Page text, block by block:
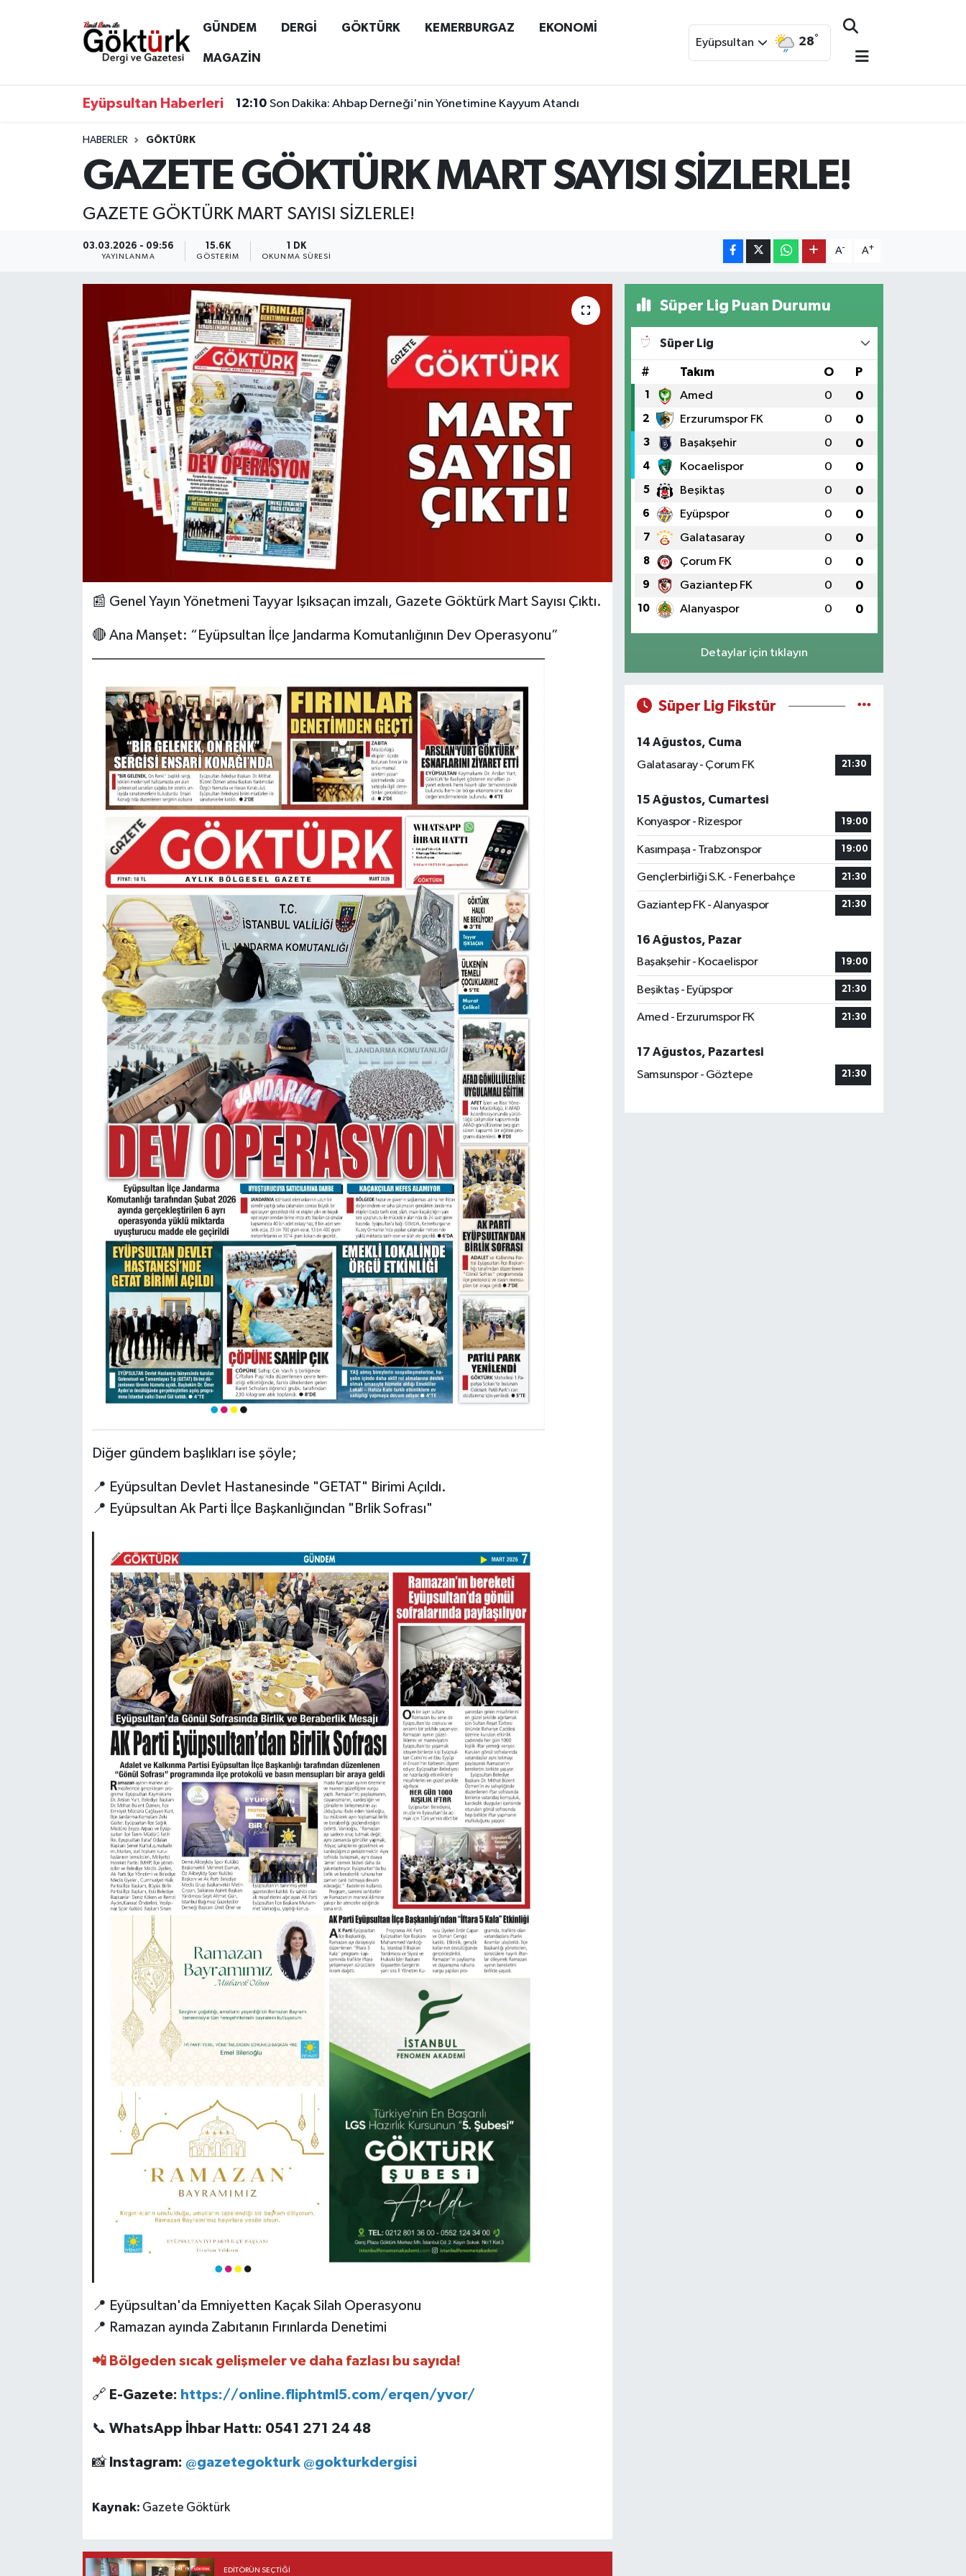
GÜNDEM DERGİ GÖKTÜRK KEMERBURGAZ EKONOMİ
MAGAZİN
Eyüpsultan 28°
Eyüpsultan Haberleri 12:10 Son Dakika: Ahbap Derneği'nin Yönetimine Kayyum Atandı
HABERLER GÖKTÜRK
GAZETE GÖKTÜRK MART SAYISI SİZLERLE!
GAZETE GÖKTÜRK MART SAYISI SİZLERLE!
03.03.2026 - 09:56
YAYINLANMA
15.6K
GÖSTERIM
1 DK
OKUNMA SÜRESI
A- A+
📰 Genel Yayın Yönetmeni Tayyar Işıksaçan imzalı, Gazete Göktürk Mart Sayısı Çıktı.
🔴 Ana Manşet: “Eyüpsultan İlçe Jandarma Komutanlığının Dev Operasyonu”
Diğer gündem başlıkları ise şöyle;
📍 Eyüpsultan Devlet Hastanesinde "GETAT" Birimi Açıldı.
📍 Eyüpsultan Ak Parti İlçe Başkanlığından "Brlik Sofrası"
📍 Eyüpsultan'da Emniyetten Kaçak Silah Operasyonu
📍 Ramazan ayında Zabıtanın Fırınlarda Denetimi
📲 Bölgeden sıcak gelişmeler ve daha fazlası bu sayıda!
🔗 E-Gazete: https://online.fliphtml5.com/erqen/yvor/
📞 WhatsApp İhbar Hattı: 0541 271 24 48
📸Instagram: @gazetegokturk @gokturkdergisi
Kaynak: Gazete Göktürk
EDITÖRÜN SEÇTIĞI
Süper Lig Puan Durumu
Süper Lig
# Takım O P
1 Amed 0 0
2 Erzurumspor FK 0 0
3 Başakşehir 0 0
4 Kocaelispor 0 0
5 Beşiktaş 0 0
6 Eyüpspor 0 0
7 Galatasaray 0 0
8 Çorum FK 0 0
9 Gaziantep FK 0 0
10 Alanyaspor 0 0
Detaylar için tıklayın
Süper Lig Fikstür
14 Ağustos, Cuma
Galatasaray - Çorum FK
21:30
15 Ağustos, Cumartesi
Konyaspor - Rizespor
19:00
Kasımpaşa - Trabzonspor 19:00
Gençlerbirliği S.K. - Fenerbahçe 21:30
Gaziantep FK - Alanyaspor 21:30
16 Ağustos, Pazar
Başakşehir - Kocaelispor
19:00
Beşiktaş - Eyüpspor 21:30
Amed - Erzurumspor FK 21:30
17 Ağustos, Pazartesi
Samsunspor - Göztepe
21:30
Anne Çocuk
KEMERBURGAZ
KÜLTÜR - SANAT
Eyüpsultan Hava Durumu
Tüm Manşetler